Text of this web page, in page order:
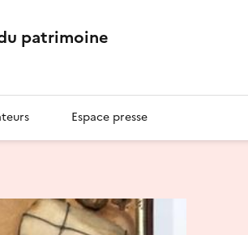
patrimoine
Espace presse